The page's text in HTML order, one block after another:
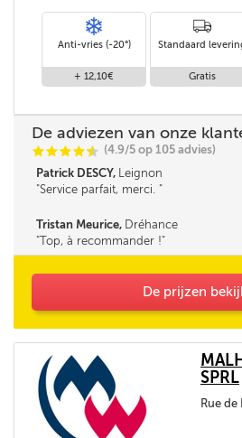
Anti-vries (-20°)
+ 12,10€
Standaard
Gratis
De adviezen van onze
CCCCi
@ (4.9/5 op 105 advies)
Patrick DESCY, Leignon
Service parfait, merci.
Tristan Meurice, Dréhance
Top, à recommander !
De prijzen
SPRL
Rue de